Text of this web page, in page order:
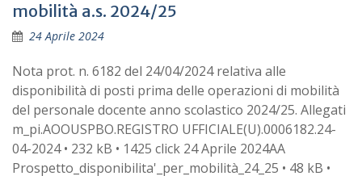
mobilità a.s. 2024/25
24 Aprile 2024
Nota prot. n. 6182 del 24/04/2024 relativa alle
disponibilità di posti prima delle operazioni di mobilità
del personale docente anno scolastico 2024/25. Allegati
m_pi.AOOUSPBO.REGISTRO UFFICIALE(U).0006182.24-
04-2024 • 232 kB • 1425 click 24 Aprile 2024AA
Prospetto_disponibilita'_per_mobilità_24_25 • 48 kB •